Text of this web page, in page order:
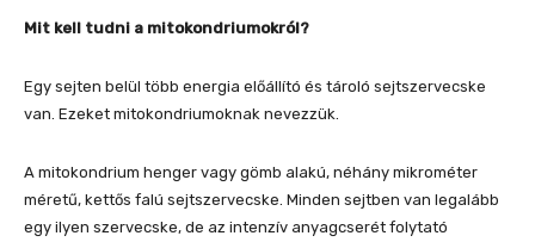
Mit kell tudni a mitokondriumokról?
Egy sejten belül több energia előállító és tároló sejtszervecske
van. Ezeket mitokondriumoknak nevezzük.
A mitokondrium henger vagy gömb alakú, néhány mikrométer
méretű, kettős falú sejtszervecske. Minden sejtben van legalább
egy ilyen szervecske, de az intenzív anyagcserét folytató